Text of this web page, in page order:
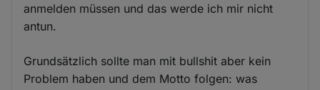
anmelden müssen und das werde ich mir nicht
antun.
Grundsätzlich sollte man mit bullshit aber kein
Problem haben und dem Motto folgen: was